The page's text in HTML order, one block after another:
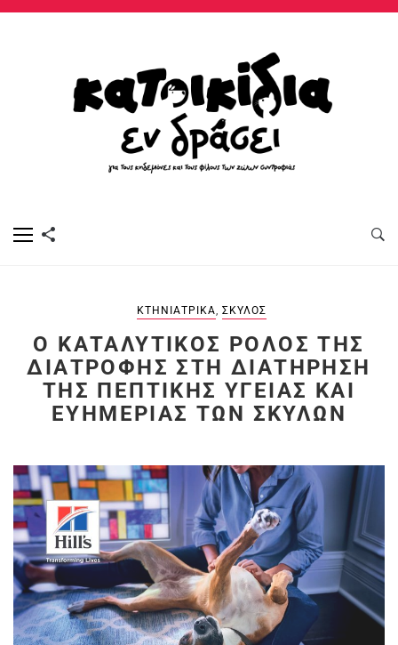
ΚΤΗΝΙΑΤΡΙΚΆ, ΣΚΎΛΟΣ
Ο ΚΑΤΑΛΥΤΙΚΌΣ ΡΌΛΟΣ ΤΗΣ
ΔΙΑΤΡΟΦΉΣ ΣΤΗ ΔΙΑΤΉΡΗΣΗ
ΤΗΣ ΠΕΠΤΙΚΉΣ ΥΓΕΊΑΣ ΚΑΙ
ΕΥΗΜΕΡΊΑΣ ΤΩΝ ΣΚΎΛΩΝ